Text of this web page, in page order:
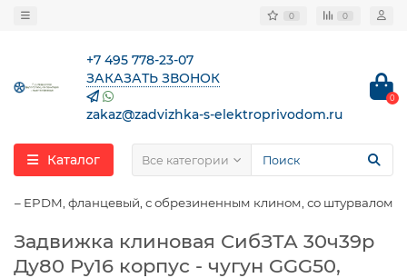
0 0
+7 495 778-23-07
ЗАКАЗАТЬ ЗВОНОК
zakaz@zadvizhka-s-elektroprivodom.ru
0
Каталог Все категории
– EPDM, фланцевый, с обрезиненным клином, со штурвалом
Задвижка клиновая СибЗТА 30ч39р
Ду80 Ру16 корпус - чугун GGG50,